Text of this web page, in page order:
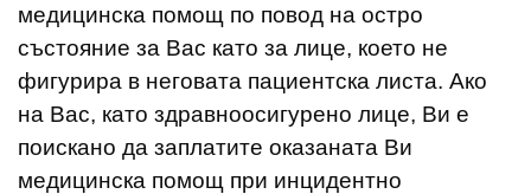
медицинска помощ по повод на остро
състояние за Вас като за лице, което не
фигурира в неговата пациентска листа. Ако
на Вас, като здравноосигурено лице, Ви е
поискано да заплатите оказаната Ви
медицинска помощ при инцидентно